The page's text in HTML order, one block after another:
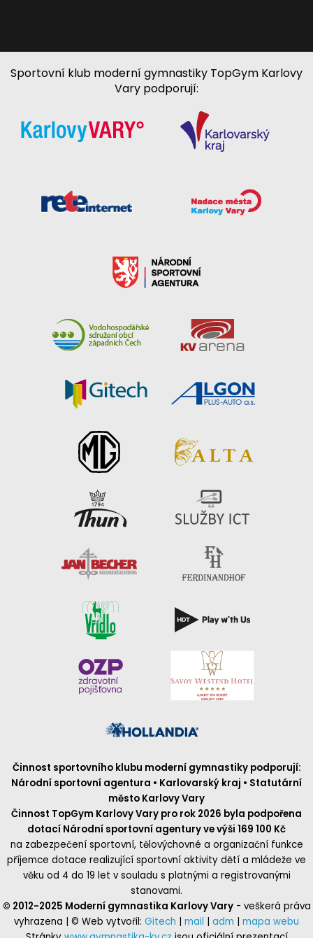
Sportovní klub moderní gymnastiky TopGym Karlovy
Vary podporují:
Činnost sportovního klubu moderní gymnastiky podporují:
Národní sportovní agentura • Karlovarský kraj • Statutární
město Karlovy Vary
Činnost TopGym Karlovy Vary pro rok 2026 byla podpořena
dotací Národní sportovní agentury ve výši 169 100 Kč
na zabezpečení sportovní, tělovýchovné a organizační funkce
příjemce dotace realizující sportovní aktivity dětí a mládeže ve
věku od 4 do 19 let v souladu s platnými a registrovanými
stanovami.
© 2012-2025 Moderní gymnastika Karlovy Vary- veškerá práva
vyhrazena | © Web vytvořil: Gitech mail adm
mapa webu